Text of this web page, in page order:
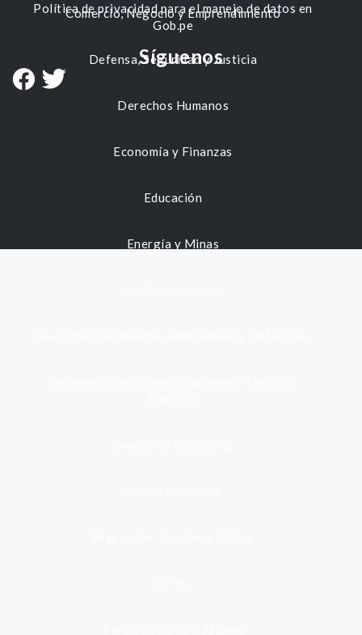
Comercio, Negocio y Emprendimiento
Defensa, Seguridad y Justicia
Derechos Humanos
Economía y Finanzas
Educación
Energía y Minas
Política de privacidad para el manejo de datos en
Gob.pe
Síguenos